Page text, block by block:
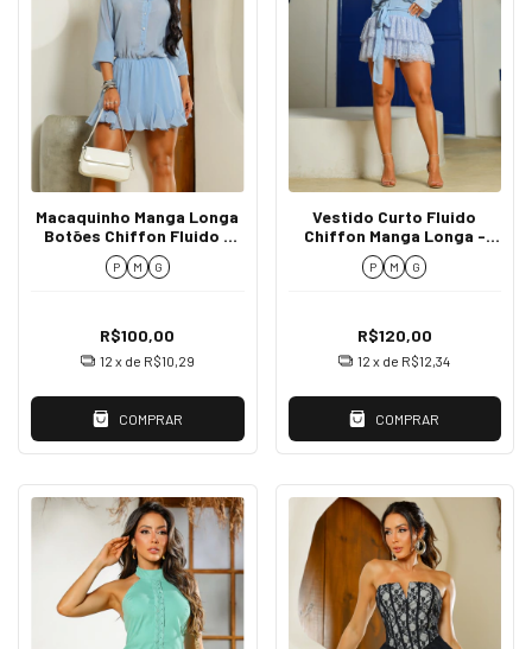
Macaquinho Manga Longa
Botões Chiffon Fluido -
Carmen
P M G
R$100,00
12 x de R$10,29
COMPRAR
Vestido Curto Fluido
Chiffon Manga Longa -
Lucca
P M G
R$120,00
12 x de R$12,34
COMPRAR